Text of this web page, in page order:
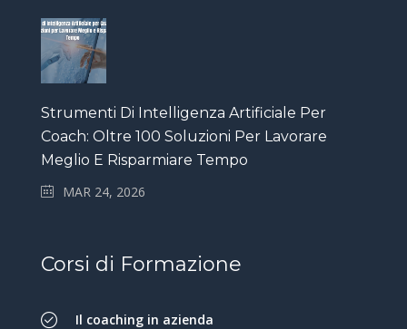
Strumenti Di Intelligenza Artificiale Per
Coach: Oltre 100 Soluzioni Per Lavorare
Meglio E Risparmiare Tempo
MAR 24, 2026
Corsi di Formazione
Il coaching in azienda